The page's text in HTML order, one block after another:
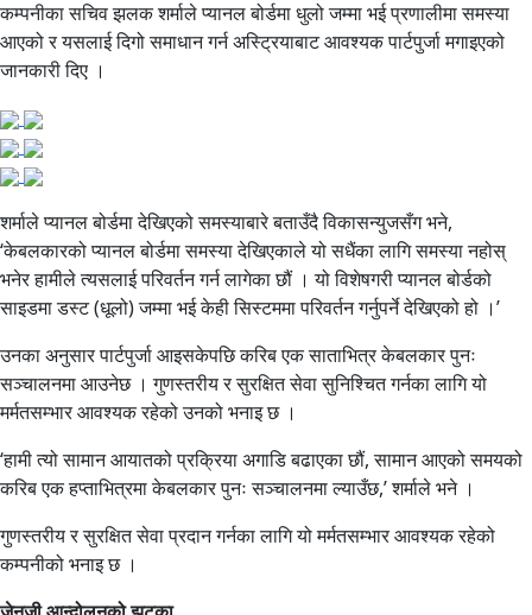
कम्पनीका सचिव झलक शर्माले प्यानल बोर्डमा धुलो जम्मा भई प्रणालीमा समस्या
आएको र यसलाई दिगो समाधान गर्न अस्ट्रियाबाट आवश्यक पार्टपुर्जा मगाइएको
जानकारी दिए ।
शर्माले प्यानल बोर्डमा देखिएको समस्याबारे बताउँदै विकासन्युजसँग भने,
‘केबलकारको प्यानल बोर्डमा समस्या देखिएकाले यो सधैंका लागि समस्या नहोस्
भनेर हामीले त्यसलाई परिवर्तन गर्न लागेका छौं । यो विशेषगरी प्यानल बोर्डको
साइडमा डस्ट (धूलो) जम्मा भई केही सिस्टममा परिवर्तन गर्नुपर्ने देखिएको हो ।’
उनका अनुसार पार्टपुर्जा आइसकेपछि करिब एक साताभित्र केबलकार पुनः
सञ्चालनमा आउनेछ । गुणस्तरीय र सुरक्षित सेवा सुनिश्चित गर्नका लागि यो
मर्मतसम्भार आवश्यक रहेको उनको भनाइ छ ।
‘हामी त्यो सामान आयातको प्रक्रिया अगाडि बढाएका छौं, सामान आएको समयको
करिब एक हप्ताभित्रमा केबलकार पुनः सञ्चालनमा ल्याउँछ,’ शर्माले भने ।
गुणस्तरीय र सुरक्षित सेवा प्रदान गर्नका लागि यो मर्मतसम्भार आवश्यक रहेको
कम्पनीको भनाइ छ ।